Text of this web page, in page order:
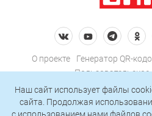
О проекте Генератор QR-
Политика
Подписаться на
Наш сайт использует файлы
сайта. Продолжая